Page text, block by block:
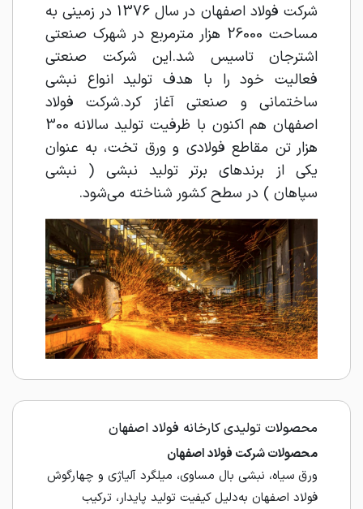
شرکت فولاد اصفهان در سال 1376 در زمینی به
مساحت 26000 هزار متر‌مربع در شهرک صنعتی
اشترجان تاسیس شد.این شرکت صنعتی
فعالیت خود را با هدف تولید انواع نبشی
ساختمانی و صنعتی آغاز کرد.شرکت فولاد
اصفهان هم اکنون با ظرفیت تولید سالانه 300
هزار تن مقاطع فولادی و ورق تخت، به عنوان
یکی از برندهای برتر تولید نبشی ( نبشی
سپاهان ) در سطح کشور شناخته می‌شود.
محصولات تولیدی کارخانه فولاد اصفهان
محصولات شرکت فولاد اصفهان
ورق سیاه، نبشی بال مساوی، میلگرد آلیاژی و چهارگوش
فولاد اصفهان به‌دلیل کیفیت تولید پایدار، ترکیب